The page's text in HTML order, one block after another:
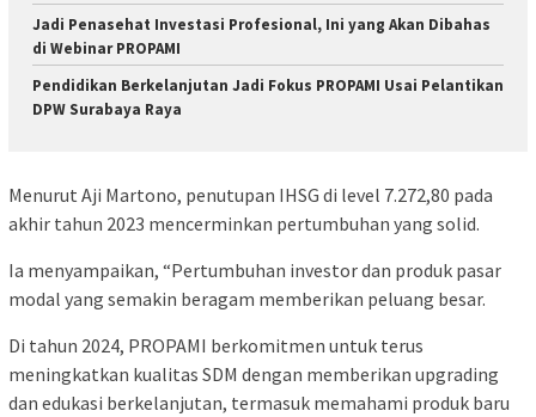
Jadi Penasehat Investasi Profesional, Ini yang Akan Dibahas
di Webinar PROPAMI
Pendidikan Berkelanjutan Jadi Fokus PROPAMI Usai Pelantikan
DPW Surabaya Raya
Menurut Aji Martono, penutupan IHSG di level 7.272,80 pada
akhir tahun 2023 mencerminkan pertumbuhan yang solid.
Ia menyampaikan, “Pertumbuhan investor dan produk pasar
modal yang semakin beragam memberikan peluang besar.
Di tahun 2024, PROPAMI berkomitmen untuk terus
meningkatkan kualitas SDM dengan memberikan upgrading
dan edukasi berkelanjutan, termasuk memahami produk baru